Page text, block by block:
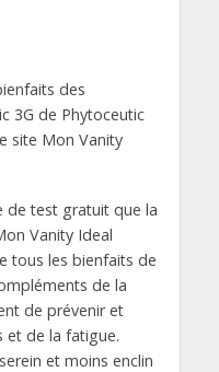
des
3G de Phytoceutic
site Mon Vanity
de test gratuit que la
Vanity Ideal
tous les bienfaits de
de la
de prévenir et
et de la fatigue.
et moins enclin